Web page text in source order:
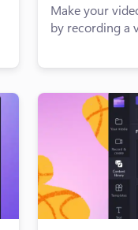
Make your
by recording a